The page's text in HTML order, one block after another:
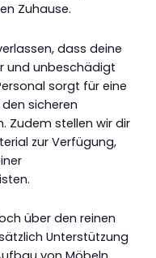
Zuhause.
dass deine
und unbeschädigt
sorgt für eine
sicheren
Zudem stellen wir dir
zur Verfügung,
über den reinen
Unterstützung